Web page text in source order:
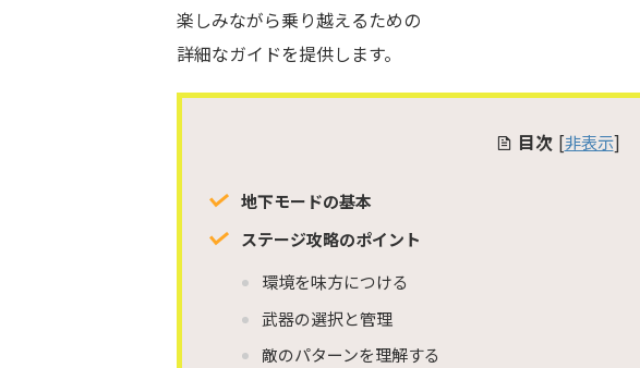
楽しみながら乗り越えるための
詳細なガイドを提供します。
目次 [非表示]
地下モードの基本
ステージ攻略のポイント
環境を味方につける
武器の選択と管理
敵のパターンを理解する